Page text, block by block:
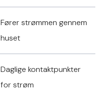
Fører strømmen gennem
huset
Daglige kontaktpunkter
for strøm